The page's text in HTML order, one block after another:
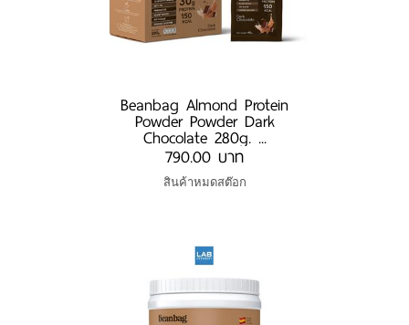
Beanbag Almond Protein
Powder Powder Dark
Chocolate 280g. ...
790.00 บาท
สินค้าหมดสต๊อก